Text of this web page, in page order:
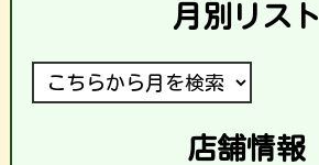
月別リスト
店舗情報